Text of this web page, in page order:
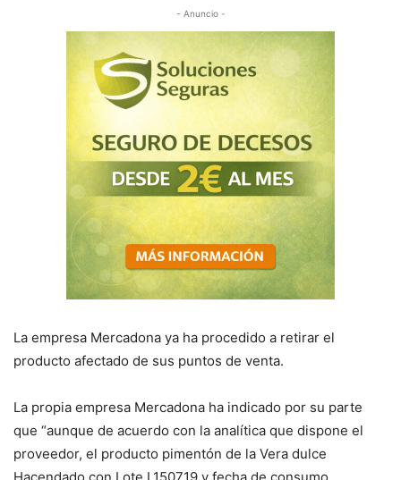
- Anuncio -
La empresa Mercadona ya ha procedido a retirar el
producto afectado de sus puntos de venta.
La propia empresa Mercadona ha indicado por su parte
que “aunque de acuerdo con la analítica que dispone el
proveedor, el producto pimentón de la Vera dulce